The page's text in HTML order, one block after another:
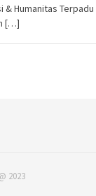
Humanitas Terpadu
[…]
2023